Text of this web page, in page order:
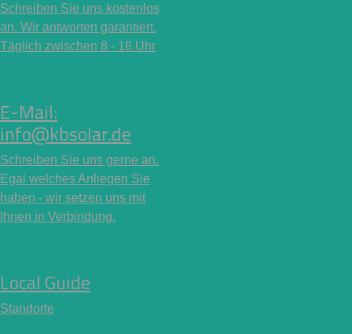
Schreiben Sie uns kostenlos
an. Wir antworten garantiert.
Täglich zwischen 8 - 18 Uhr
E-Mail:
info@kbsolar.de
Schreiben Sie uns gerne an.
Egal welches Anliegen Sie
haben - wir setzen uns mit
Ihnen in Verbindung.
Local Guide
Standorte